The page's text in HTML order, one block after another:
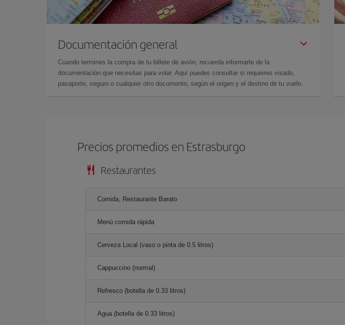
Documentación general
Cuando termines la compra de tu billete de avión, recuerda informarte de la
documentación que necesitas para volar. Aquí puedes consultar si requieres visado,
pasaporte, seguro o cualquier otro documento, según el origen y el destino de tu vuelo.
Precios promedios en Estrasburgo
Restaurantes
Comida, Restaurante Barato
Menú comida rápida
Cerveza Local (vaso o pinta de 0.5 litros)
Cappuccino (normal)
Refresco (botella de 0.33 litros)
Agua (botella de 0.33 litros)